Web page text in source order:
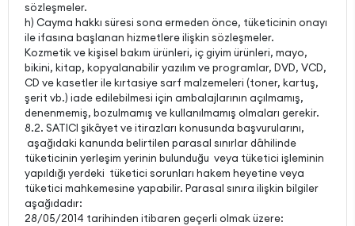
sözleşmeler.
h) Cayma hakkı süresi sona ermeden önce, tüketicinin onayı
ile ifasına başlanan hizmetlere ilişkin sözleşmeler.
Kozmetik ve kişisel bakım ürünleri, iç giyim ürünleri, mayo,
bikini, kitap, kopyalanabilir yazılım ve programlar, DVD, VCD,
CD ve kasetler ile kırtasiye sarf malzemeleri (toner, kartuş,
şerit vb.) iade edilebilmesi için ambalajlarının açılmamış,
denenmemiş, bozulmamış ve kullanılmamış olmaları gerekir.
8.2. SATICI şikâyet ve itirazları konusunda başvurularını,
aşağıdaki kanunda belirtilen parasal sınırlar dâhilinde
tüketicinin yerleşim yerinin bulunduğu veya tüketici işleminin
yapıldığı yerdeki tüketici sorunları hakem heyetine veya
tüketici mahkemesine yapabilir. Parasal sınıra ilişkin bilgiler
aşağıdadır:
28/05/2014 tarihinden itibaren geçerli olmak üzere: